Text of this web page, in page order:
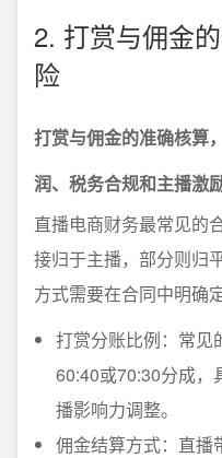
2. 打赏与佣金
险
打赏与佣金的准确核算
润、税务合规和主播激
直播电商财务最常见的
接归于主播，部分则归
方式需要在合同中明确
打赏分账比例：常见
60:40或70:30分成，
播影响力调整。
佣金结算方式：直播